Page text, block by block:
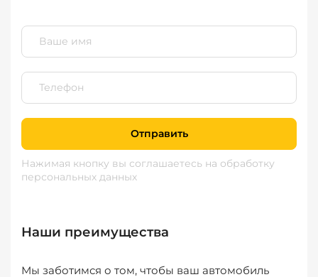
Отправить
Нажимая кнопку вы соглашаетесь на обработку
персональных данных
Наши преимущества
Мы заботимся о том, чтобы ваш автомобиль